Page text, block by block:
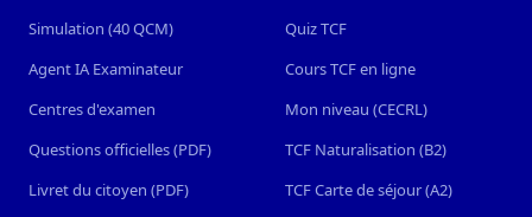
Simulation (40 QCM)
Agent IA Examinateur
Centres d'examen
Questions officielles (PDF)
Livret du citoyen (PDF)
Quiz TCF
Cours TCF en ligne
Mon niveau (CECRL)
TCF Naturalisation (B2)
TCF Carte de séjour (A2)